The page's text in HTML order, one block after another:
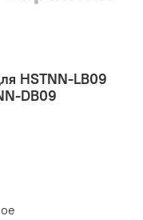
HSTNN-LB09
DB09